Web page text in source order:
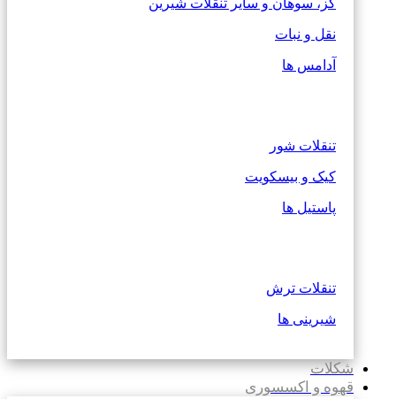
گز، سوهان و سایر تنقلات شیرین
نقل و نبات
آدامس ها
تنقلات شور
کیک و بیسکویت
پاستیل ها
تنقلات ترش
شیرینی ها
شکلات
قهوه و اکسسوری